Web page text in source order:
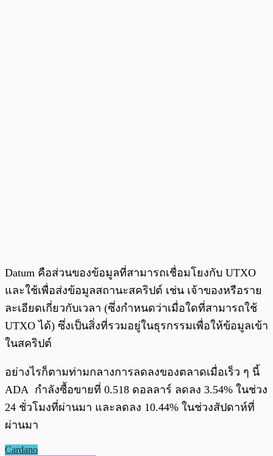
Datum คือส่วนของข้อมูลที่สามารถเชื่อมโยงกับ UTXO
และใช้เพื่อส่งข้อมูลสถานะสคริปต์ เช่น เจ้าของหรือราย
ละเอียดเกี่ยวกับเวลา (ซึ่งกำหนดว่าเมื่อใดที่สามารถใช้
UTXO ได้) ซึ่งเป็นสิ่งที่รวมอยู่ในธุรกรรมเพื่อให้ข้อมูลเข้า
ในสคริปต์
อย่างไรก็ตามท่ามกลางการลดลงของตลาดเมื่อเร็ว ๆ นี้
ADA กำลังซื้อขายที่ 0.518 ดอลลาร์ ลดลง 3.54% ในช่วง
24 ชั่วโมงที่ผ่านมา และลดลง 10.44% ในช่วงสัปดาห์ที่
ผ่านมา
Cardano